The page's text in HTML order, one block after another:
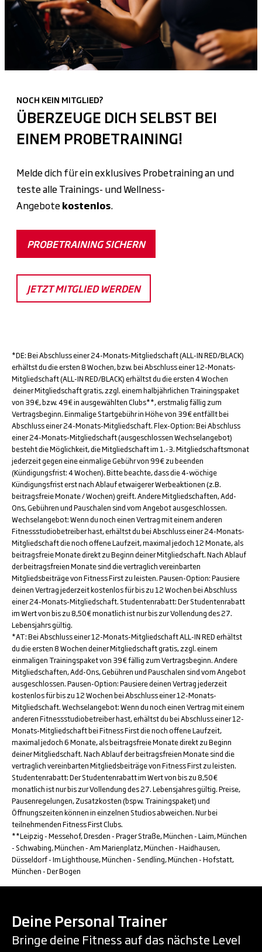
NOCH KEIN MITGLIED?
ÜBERZEUGE DICH SELBST BEI
EINEM PROBETRAINING!
Melde dich für ein exklusives Probetraining an und
teste alle Trainings- und Wellness-
Angebotekostenlos.
PROBETRAINING SICHERN
JETZT MITGLIED WERDEN
*DE: Bei Abschluss einer 24-Monats-Mitgliedschaft (ALL-IN RED/BLACK)
erhältst du die ersten 8 Wochen, bzw. bei Abschluss einer 12-Monats-
Mitgliedschaft (ALL-IN RED/BLACK) erhältst du die ersten 4 Wochen
deiner Mitgliedschaft gratis, zzgl. einem halbjährlichen Trainingspaket
von 39€, bzw. 49€ in ausgewählten Clubs**, erstmalig fällig zum
Vertragsbeginn. Einmalige Startgebühr in Höhe von 39€ entfällt bei
Abschluss einer 24-Monats-Mitgliedschaft. Flex-Option: Bei Abschluss
einer 24-Monats-Mitgliedschaft (ausgeschlossen Wechselangebot)
besteht die Möglichkeit, die Mitgliedschaft im 1.-3. Mitgliedschaftsmonat
jederzeit gegen eine einmalige Gebühr von 99€ zu beenden
(Kündigungsfrist: 4 Wochen). Bitte beachte, dass die 4-wöchige
Kündigungsfrist erst nach Ablauf etwaigerer Werbeaktionen (z.B.
beitragsfreie Monate / Wochen) greift. Andere Mitgliedschaften, Add-
Ons, Gebühren und Pauschalen sind vom Angebot ausgeschlossen.
Wechselangebot: Wenn du noch einen Vertrag mit einem anderen
Fitnessstudiobetreiber hast, erhältst du bei Abschluss einer 24-Monats-
Mitgliedschaft die noch offene Laufzeit, maximal jedoch 12 Monate, als
beitragsfreie Monate direkt zu Beginn deiner Mitgliedschaft. Nach Ablauf
der beitragsfreien Monate sind die vertraglich vereinbarten
Mitgliedsbeiträge von Fitness First zu leisten. Pausen-Option: Pausiere
deinen Vertrag jederzeit kostenlos für bis zu 12 Wochen bei Abschluss
einer 24-Monats-Mitgliedschaft. Studentenrabatt: Der Studentenrabatt
im Wert von bis zu 8,50€ monatlich ist nur bis zur Vollendung des 27.
Lebensjahrs gültig.
*AT: Bei Abschluss einer 12-Monats-Mitgliedschaft ALL-IN RED erhältst
du die ersten 8 Wochen deiner Mitgliedschaft gratis, zzgl. einem
einmaligen Trainingspaket von 39€ fällig zum Vertragsbeginn. Andere
Mitgliedschaften, Add-Ons, Gebühren und Pauschalen sind vom Angebot
ausgeschlossen. Pausen-Option: Pausiere deinen Vertrag jederzeit
kostenlos für bis zu 12 Wochen bei Abschluss einer 12-Monats-
Mitgliedschaft. Wechselangebot: Wenn du noch einen Vertrag mit einem
anderen Fitnessstudiobetreiber hast, erhältst du bei Abschluss einer 12-
Monats-Mitgliedschaft bei Fitness First die noch offene Laufzeit,
maximal jedoch 6 Monate, als beitragsfreie Monate direkt zu Beginn
deiner Mitgliedschaft. Nach Ablauf der beitragsfreien Monate sind die
vertraglich vereinbarten Mitgliedsbeiträge von Fitness First zu leisten.
Studentenrabatt: Der Studentenrabatt im Wert von bis zu 8,50€
monatlich ist nur bis zur Vollendung des 27. Lebensjahres gültig. Preise,
Pausenregelungen, Zusatzkosten (bspw. Trainingspaket) und
Öffnungszeiten können in einzelnen Studios abweichen. Nur bei
teilnehmenden Fitness First Clubs.
**Leipzig - Messehof, Dresden - Prager Straße, München - Laim, München
- Schwabing, München - Am Marienplatz, München - Haidhausen,
Düsseldorf - Im Lighthouse, München - Sendling, München - Hofstatt,
München - Der Bogen
Deine Personal Trainer
Bringe deine Fitness auf das nächste Level